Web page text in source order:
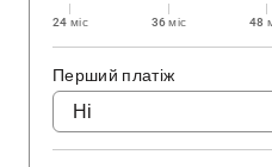
24 міс 36 міс 48
Перший платіж